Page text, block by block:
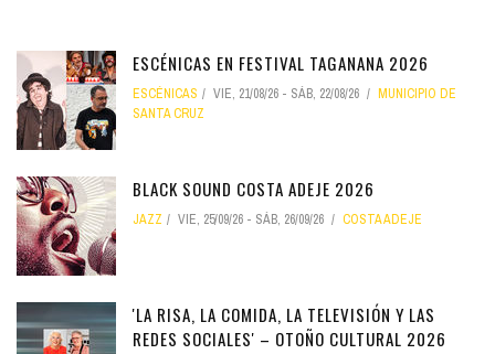
ESCÉNICAS EN FESTIVAL TAGANANA 2026
ESCÉNICAS VIE, 21/08/26 - SÁB, 22/08/26
MUNICIPIO DE
SANTA CRUZ
BLACK SOUND COSTA ADEJE 2026
JAZZ VIE, 25/09/26 - SÁB, 26/09/26 COSTA ADEJE
'LA RISA, LA COMIDA, LA TELEVISIÓN Y LAS
REDES SOCIALES' – OTOÑO CULTURAL 2026